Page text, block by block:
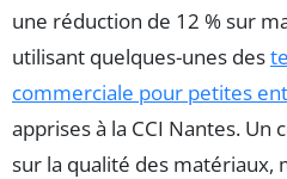
une réduction de 12 % sur
utilisant quelques-unes des
commerciale pour petites
apprises à la CCI Nantes. Un
sur la qualité des matériaux,